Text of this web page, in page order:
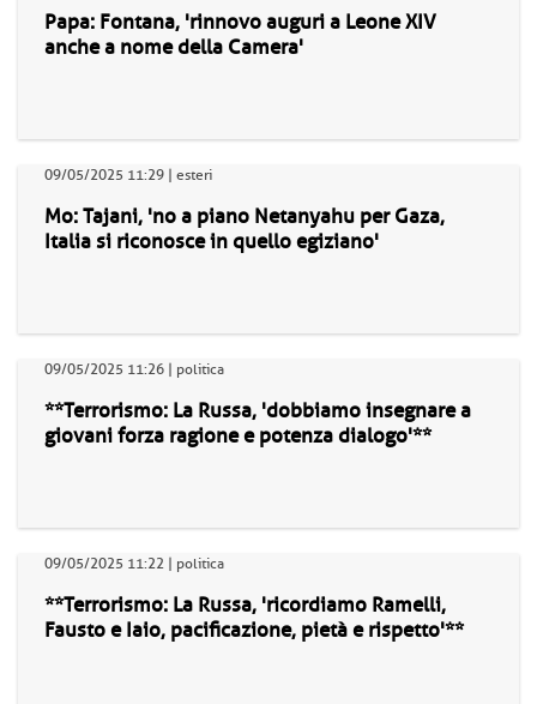
Papa: Fontana, 'rinnovo auguri a Leone XIV
anche a nome della Camera'
09/05/2025 11:29 | esteri
Mo: Tajani, 'no a piano Netanyahu per Gaza,
Italia si riconosce in quello egiziano'
09/05/2025 11:26 | politica
**Terrorismo: La Russa, 'dobbiamo insegnare a
giovani forza ragione e potenza dialogo'**
09/05/2025 11:22 | politica
**Terrorismo: La Russa, 'ricordiamo Ramelli,
Fausto e Iaio, pacificazione, pietà e rispetto'**